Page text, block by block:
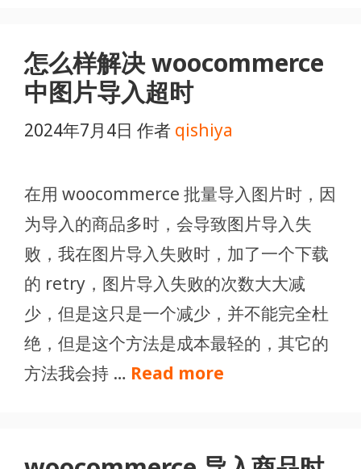
怎么样解决 woocommerce
中图片导入超时
2024年7月4日 作者 qishiya
在用 woocommerce 批量导入图片时，因
为导入的商品多时，会导致图片导入失
败，我在图片导入失败时，加了一个下载
的 retry，图片导入失败的次数大大减
少，但是这只是一个减少，并不能完全杜
绝，但是这个方法是成本最轻的，其它的
方法我会持 … Read more